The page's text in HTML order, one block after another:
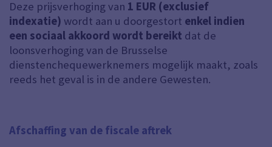
Deze prijsverhoging van 1 EUR (exclusief
indexatie) wordt aan u doorgestort enkel indien
een sociaal akkoord wordt bereikt dat de
loonsverhoging van de Brusselse
dienstenchequewerknemers mogelijk maakt, zoals
reeds het geval is in de andere Gewesten.
Afschaffing van de fiscale aftrek